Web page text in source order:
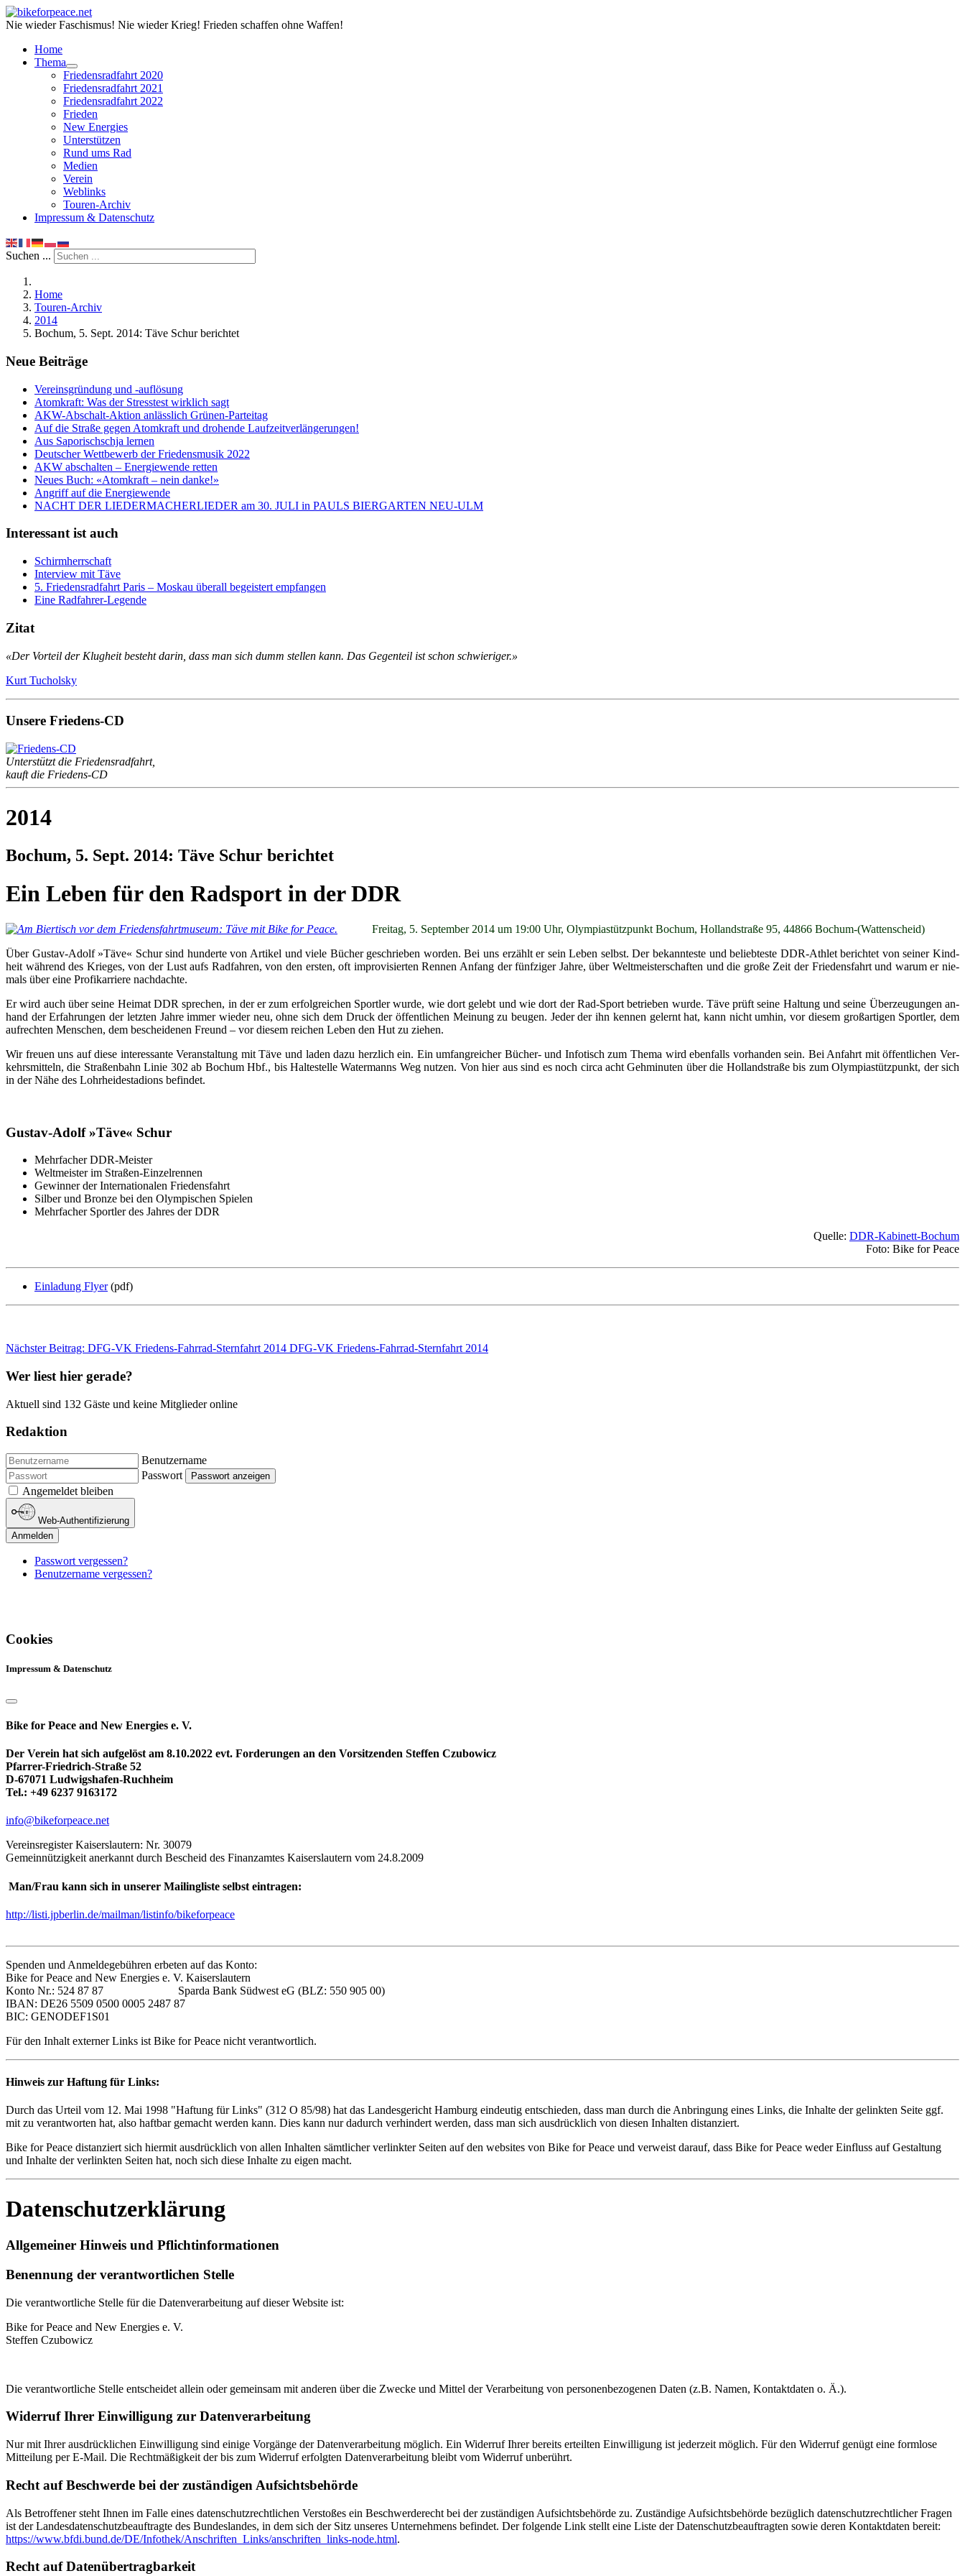
Nie wieder Faschismus! Nie wieder Krieg! Frieden schaffen ohne Waffen!
Home
Thema
Friedensradfahrt 2020
Friedensradfahrt 2021
Friedensradfahrt 2022
Frieden
New Energies
Unterstützen
Rund ums Rad
Medien
Verein
Weblinks
Touren-Archiv
Impressum & Datenschutz
Suchen ...
Home
Touren-Archiv
2014
Bochum, 5. Sept. 2014: Täve Schur berichtet
Neue Beiträge
Vereinsgründung und -auflösung
Atomkraft: Was der Stresstest wirklich sagt
AKW-Abschalt-Aktion anlässlich Grünen-Parteitag
Auf die Straße gegen Atomkraft und drohende Laufzeitverlängerungen!
Aus Saporischschja lernen
Deutscher Wettbewerb der Friedensmusik 2022
AKW abschalten – Energiewende retten
Neues Buch: «Atomkraft – nein danke!»
Angriff auf die Energiewende
NACHT DER LIEDERMACHERLIEDER am 30. JULI in PAULS BIERGARTEN NEU-ULM
Interessant ist auch
Schirmherrschaft
Interview mit Täve
5. Friedensradfahrt Paris – Moskau überall begeistert empfangen
Eine Radfahrer-Legende
Zitat
«Der Vorteil der Klugheit besteht darin, dass man sich dumm stellen kann. Das Gegenteil ist schon schwieriger.»
Kurt Tucholsky
Unsere Friedens-CD
Unterstützt die Friedensradfahrt,
kauft die Friedens-CD
2014
Bochum, 5. Sept. 2014: Täve Schur berichtet
Ein Leben für den Radsport in der DDR
Frei­tag, 5. Sep­tem­ber 2014 um 19:00 Uhr, Olym­pia­stütz­punkt Bo­chum, Hol­land­stra­ße 95, 44866 Bo­chum-(Wat­ten­scheid)
Über Gus­tav-Adolf »Tä­ve« Schur sind hun­der­te von Ar­ti­kel und vie­le Bü­cher ge­schrie­ben wor­den. Bei uns er­zählt er sein Le­ben selbst. Der be­kann­tes­te und be­lieb­tes­te DDR-Ath­let be­rich­tet von sei­ner Kind­
heit wäh­rend des Krie­ges, von der Lust aufs Rad­fah­ren, von den ers­ten, oft im­pro­vi­sier­ten Ren­nen An­fang der fünf­zi­ger Jah­re, über Welt­meis­ter­schaf­ten und die gro­ße Zeit der Frie­dens­fahrt und war­um er nie­
mals über ei­ne Pro­fi­kar­rie­re nach­dach­te.
Er wird auch über sei­ne Hei­mat DDR spre­chen, in der er zum er­folg­rei­chen Sport­ler wur­de, wie dort ge­lebt und wie dort der Rad-Sport be­trie­ben wur­de. Tä­ve prüft sei­ne Hal­tung und sei­ne Über­zeu­gun­gen an­
hand der Er­fah­run­gen der letz­ten Jah­re im­mer wie­der neu, oh­ne sich dem Druck der öf­fent­li­chen Mei­nung zu beu­gen. Je­der der ihn ken­nen ge­lernt hat, kann nicht um­hin, vor die­sem gro­ßar­ti­gen Sport­ler, dem
auf­rech­ten Men­schen, dem be­schei­de­nen Freund – vor die­sem rei­chen Le­ben den Hut zu zie­hen.
Wir freu­en uns auf die­se in­ter­es­san­te Ver­an­stal­tung mit Tä­ve und la­den da­zu herz­lich ein. Ein um­fang­rei­cher Bü­cher- und In­fo­tisch zum The­ma wird eben­falls vor­han­den sein. Bei An­fahrt mit öf­fent­li­chen Ver­
kehrs­mit­teln, die Stra­ßen­bahn Li­nie 302 ab Bo­chum Hbf., bis Hal­te­stel­le Wa­ter­manns Weg nut­zen. Von hier aus sind es noch cir­ca acht Geh­mi­nu­ten über die Hol­land­stra­ße bis zum Olym­pia­stütz­punkt, der sich
in der Nä­he des Lohr­hei­de­sta­di­ons be­fin­det.
Gus­tav-Adolf »Tä­ve« Schur
Mehrfacher DDR-Meister
Weltmeister im Straßen-Einzelrennen
Gewinner der Internationalen Friedensfahrt
Silber und Bronze bei den Olympischen Spielen
Mehrfacher Sportler des Jahres der DDR
Quelle: DDR-Kabinett-Bochum
Foto: Bike for Peace
Einladung Flyer(pdf)
Nächster Beitrag: DFG-VK Friedens-Fahrrad-Sternfahrt 2014 DFG-VK Friedens-Fahrrad-Sternfahrt 2014
Wer liest hier gerade?
Aktuell sind 132 Gäste und keine Mitglieder online
Redaktion
Benutzername
Passwort
Passwort anzeigen
Angemeldet bleiben
Web-Authentifizierung
Anmelden
Passwort vergessen?
Benutzername vergessen?
Cookies
Impressum & Datenschutz
Bike for Peace and New Energies e. V.
Der Verein hat sich aufgelöst am 8.10.2022 evt. Forderungen an den Vorsitzenden Steffen Czubowicz
Pfarrer-Friedrich-Straße 52
D-67071 Ludwigshafen-Ruchheim
Tel.: +49 6237 9163172
info@bikeforpeace.net
Vereinsregister Kaiserslautern: Nr. 30079
Gemeinnützigkeit anerkannt durch Bescheid des Finanzamtes Kaiserslautern vom 24.8.2009
Man/Frau kann sich in unserer Mailingliste selbst eintragen:
http://listi.jpberlin.de/mailman/listinfo/bikeforpeace
Spenden und Anmeldegebühren erbeten auf das Konto:
Bike for Peace and New Energies e. V. Kaiserslautern
Konto Nr.: 524 87 87 Sparda Bank Südwest eG (BLZ: 550 905 00)
IBAN: DE26 5509 0500 0005 2487 87
BIC: GENODEF1S01
Für den Inhalt externer Links ist Bike for Peace nicht verantwortlich.
Hinweis zur Haftung für Links:
Durch das Urteil vom 12. Mai 1998 "Haftung für Links" (312 O 85/98) hat das Landesgericht Hamburg eindeutig entschieden, dass man durch die Anbringung eines Links, die Inhalte der gelinkten Seite ggf.
mit zu verantworten hat, also haftbar gemacht werden kann. Dies kann nur dadurch verhindert werden, dass man sich ausdrücklich von diesen Inhalten distanziert.
Bike for Peace distanziert sich hiermit ausdrücklich von allen Inhalten sämtlicher verlinkter Seiten auf den websites von Bike for Peace und verweist darauf, dass Bike for Peace weder Einfluss auf Gestaltung
und Inhalte der verlinkten Seiten hat, noch sich diese Inhalte zu eigen macht.
Datenschutzerklärung
Allgemeiner Hinweis und Pflichtinformationen
Benennung der verantwortlichen Stelle
Die verantwortliche Stelle für die Datenverarbeitung auf dieser Website ist:
Bike for Peace and New Energies e. V.
Steffen Czubowicz
Die verantwortliche Stelle entscheidet allein oder gemeinsam mit anderen über die Zwecke und Mittel der Verarbeitung von personenbezogenen Daten (z.B. Namen, Kontaktdaten o. Ä.).
Widerruf Ihrer Einwilligung zur Datenverarbeitung
Nur mit Ihrer ausdrücklichen Einwilligung sind einige Vorgänge der Datenverarbeitung möglich. Ein Widerruf Ihrer bereits erteilten Einwilligung ist jederzeit möglich. Für den Widerruf genügt eine formlose
Mitteilung per E-Mail. Die Rechtmäßigkeit der bis zum Widerruf erfolgten Datenverarbeitung bleibt vom Widerruf unberührt.
Recht auf Beschwerde bei der zuständigen Aufsichtsbehörde
Als Betroffener steht Ihnen im Falle eines datenschutzrechtlichen Verstoßes ein Beschwerderecht bei der zuständigen Aufsichtsbehörde zu. Zuständige Aufsichtsbehörde bezüglich datenschutzrechtlicher Fragen
ist der Landesdatenschutzbeauftragte des Bundeslandes, in dem sich der Sitz unseres Unternehmens befindet. Der folgende Link stellt eine Liste der Datenschutzbeauftragten sowie deren Kontaktdaten bereit:
https://www.bfdi.bund.de/DE/Infothek/Anschriften_Links/anschriften_links-node.html.
Recht auf Datenübertragbarkeit